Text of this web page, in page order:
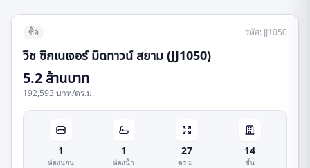
ซื้อ รหัส: JJ1050
วิช ซิกเนเจอร์ มิดทาวน์ สยาม (JJ1050)
5.2 ล้านบาท
192,593 บาท/ตร.ม.
1
ห้องนอน
1
ห้องน้ำ
27
ตร.ม.
14
ชั้น